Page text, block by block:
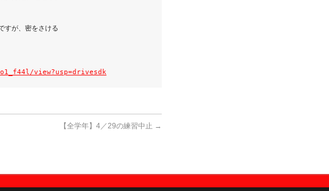
すが、密をさける
view?usp=drivesdk
【全学年】4／29の練習中止 →